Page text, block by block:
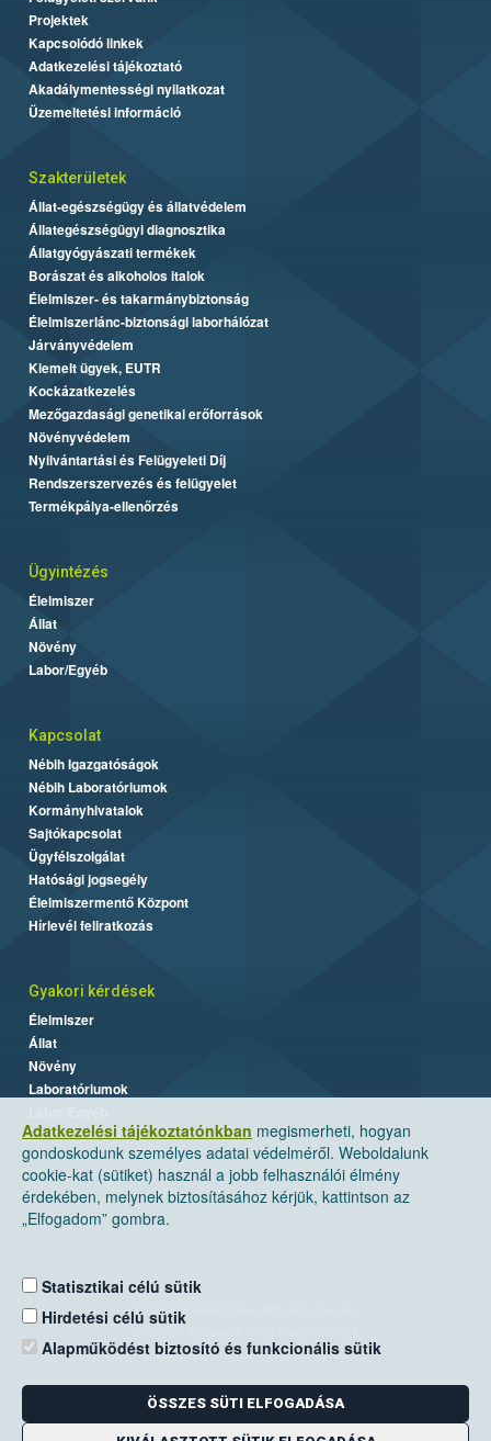
Adatkezelési tájékoztatónkban megismerheti, hogyan
gondoskodunk személyes adatai védelméről. Weboldalunk
cookie-kat (sütiket) használ a jobb felhasználói élmény
érdekében, melynek biztosításához kérjük, kattintson az
„Elfogadom” gombra.
Statisztikai célú sütik
Hirdetési célú sütik
Alapműködést biztosító és funkcionális sütik
ÖSSZES SÜTI ELFOGADÁSA
Projektek
Kapcsolódó linkek
Adatkezelési tájékoztató
Akadálymentességi nyilatkozat
Üzemeltetési információ
Szakterületek
Állat-egészségügy és állatvédelem
Állategészségügyi diagnosztika
Állatgyógyászati termékek
Borászat és alkoholos italok
Élelmiszer- és takarmánybiztonság
Élelmiszerlánc-biztonsági laborhálózat
Járványvédelem
Kiemelt ügyek, EUTR
Kockázatkezelés
Mezőgazdasági genetikai erőforrások
Növényvédelem
Nyilvántartási és Felügyeleti Díj
Rendszerszervezés és felügyelet
Termékpálya-ellenőrzés
Ügyintézés
Élelmiszer
Állat
Növény
Labor/Egyéb
Kapcsolat
Nébih Igazgatóságok
Nébih Laboratóriumok
Kormányhivatalok
Sajtókapcsolat
Ügyfélszolgálat
Hatósági jogsegély
Élelmiszermentő Központ
Hírlevél feliratkozás
Gyakori kérdések
Élelmiszer
Állat
Növény
Laboratóriumok
Nemzeti Élelmiszerlánc-biztonsági Hivatal
Levelezési cím: 1525 Budapest. Pf. 30.
E-mail:ugyfelszolgalat@nebih.gov.hu
Zöld szám: 06-80/263-244